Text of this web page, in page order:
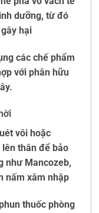
dưỡng, từ đó
hại
các chế phẩm
với phân hữu
vôi hoặc
lên thân để bảo
như Mancozeb,
nấm xâm nhập
thuốc phòng